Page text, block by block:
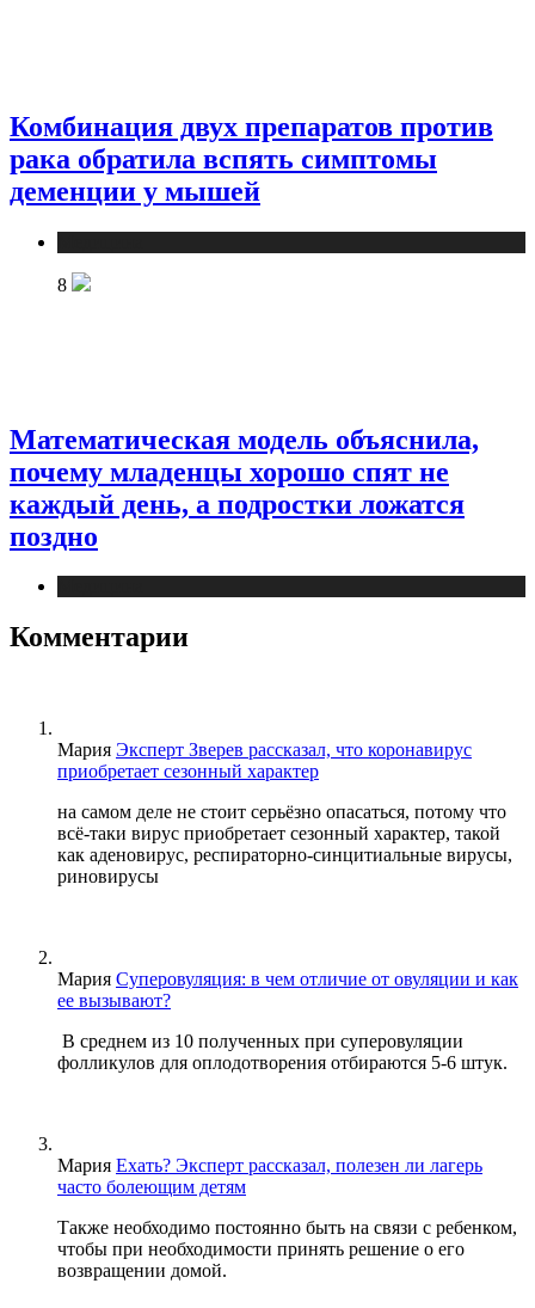
Комбинация двух препаратов против
рака обратила вспять симптомы
деменции у мышей
8
Математическая модель объяснила,
почему младенцы хорошо спят не
каждый день, а подростки ложатся
поздно
Комментарии
Мария Эксперт Зверев рассказал, что коронавирус
приобретает сезонный характер
на самом деле не стоит серьёзно опасаться, потому что
всё-таки вирус приобретает сезонный характер, такой
как аденовирус, респираторно-синцитиальные вирусы,
риновирусы
Мария Суперовуляция: в чем отличие от овуляции и как
ее вызывают?
В среднем из 10 полученных при суперовуляции
фолликулов для оплодотворения отбираются 5-6 штук.
Мария Ехать? Эксперт рассказал, полезен ли лагерь
часто болеющим детям
Также необходимо постоянно быть на связи с ребенком,
чтобы при необходимости принять решение о его
возвращении домой.